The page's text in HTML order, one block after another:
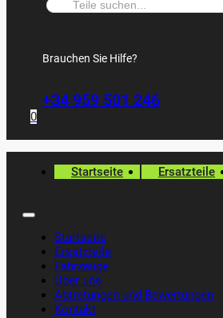
Suche:
Brauchen Sie Hilfe?
+34 959 501 246
0
Startseite Ersatzteile
Startseite
Ersatzteile
Fahrzeuge
Über uns
Abtretungen und Bewertungen
Kontakt